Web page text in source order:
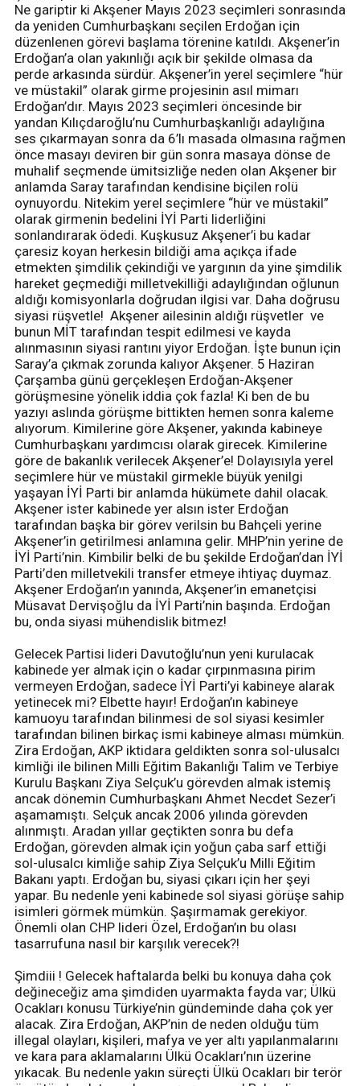
Ne gariptir ki Akşener Mayıs 2023 seçimleri sonrasında
da yeniden Cumhurbaşkanı seçilen Erdoğan için
düzenlenen görevi başlama törenine katıldı. Akşener’in
Erdoğan’a olan yakınlığı açık bir şekilde olmasa da
perde arkasında sürdür. Akşener’in yerel seçimlere “hür
ve müstakil” olarak girme projesinin asıl mimarı
Erdoğan’dır. Mayıs 2023 seçimleri öncesinde bir
yandan Kılıçdaroğlu’nu Cumhurbaşkanlığı adaylığına
ses çıkarmayan sonra da 6’lı masada olmasına rağmen
önce masayı deviren bir gün sonra masaya dönse de
muhalif seçmende ümitsizliğe neden olan Akşener bir
anlamda Saray tarafından kendisine biçilen rolü
oynuyordu. Nitekim yerel seçimlere “hür ve müstakil”
olarak girmenin bedelini İYİ Parti liderliğini
sonlandırarak ödedi. Kuşkusuz Akşener’i bu kadar
çaresiz koyan herkesin bildiği ama açıkça ifade
etmekten şimdilik çekindiği ve yargının da yine şimdilik
hareket geçmediği milletvekilliği adaylığından oğlunun
aldığı komisyonlarla doğrudan ilgisi var. Daha doğrusu
siyasi rüşvetle! Akşener ailesinin aldığı rüşvetler ve
bunun MİT tarafından tespit edilmesi ve kayda
alınmasının siyasi rantını yiyor Erdoğan. İşte bunun için
Saray’a çıkmak zorunda kalıyor Akşener. 5 Haziran
Çarşamba günü gerçekleşen Erdoğan-Akşener
görüşmesine yönelik iddia çok fazla! Ki ben de bu
yazıyı aslında görüşme bittikten hemen sonra kaleme
alıyorum. Kimilerine göre Akşener, yakında kabineye
Cumhurbaşkanı yardımcısı olarak girecek. Kimilerine
göre de bakanlık verilecek Akşener’e! Dolayısıyla yerel
seçimlere hür ve müstakil girmekle büyük yenilgi
yaşayan İYİ Parti bir anlamda hükümete dahil olacak.
Akşener ister kabinede yer alsın ister Erdoğan
tarafından başka bir görev verilsin bu Bahçeli yerine
Akşener’in getirilmesi anlamına gelir. MHP’nin yerine de
İYİ Parti’nin. Kimbilir belki de bu şekilde Erdoğan’dan İYİ
Parti’den milletvekili transfer etmeye ihtiyaç duymaz.
Akşener Erdoğan’ın yanında, Akşener’in emanetçisi
Müsavat Dervişoğlu da İYİ Parti’nin başında. Erdoğan
bu, onda siyasi mühendislik bitmez!
Gelecek Partisi lideri Davutoğlu’nun yeni kurulacak
kabinede yer almak için o kadar çırpınmasına pirim
vermeyen Erdoğan, sadece İYİ Parti’yi kabineye alarak
yetinecek mi? Elbette hayır! Erdoğan’ın kabineye
kamuoyu tarafından bilinmesi de sol siyasi kesimler
tarafından bilinen birkaç ismi kabineye alması mümkün.
Zira Erdoğan, AKP iktidara geldikten sonra sol-ulusalcı
kimliği ile bilinen Milli Eğitim Bakanlığı Talim ve Terbiye
Kurulu Başkanı Ziya Selçuk’u görevden almak istemiş
ancak dönemin Cumhurbaşkanı Ahmet Necdet Sezer’i
aşamamıştı. Selçuk ancak 2006 yılında görevden
alınmıştı. Aradan yıllar geçtikten sonra bu defa
Erdoğan, görevden almak için yoğun çaba sarf ettiği
sol-ulusalcı kimliğe sahip Ziya Selçuk’u Milli Eğitim
Bakanı yaptı. Erdoğan bu, siyasi çıkarı için her şeyi
yapar. Bu nedenle yeni kabinede sol siyasi görüşe sahip
isimleri görmek mümkün. Şaşırmamak gerekiyor.
Önemli olan CHP lideri Özel, Erdoğan’ın bu olası
tasarrufuna nasıl bir karşılık verecek?!
Şimdiii ! Gelecek haftalarda belki bu konuya daha çok
değineceğiz ama şimdiden uyarmakta fayda var; Ülkü
Ocakları konusu Türkiye’nin gündeminde daha çok yer
alacak. Zira Erdoğan, AKP’nin de neden olduğu tüm
illegal olayları, kişileri, mafya ve yer altı yapılanmalarını
ve kara para aklamalarını Ülkü Ocakları’nın üzerine
yıkacak. Bu nedenle yakın süreçti Ülkü Ocakları bir terör